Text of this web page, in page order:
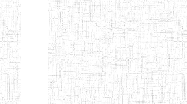
Etablissements
d'enseignement
normal